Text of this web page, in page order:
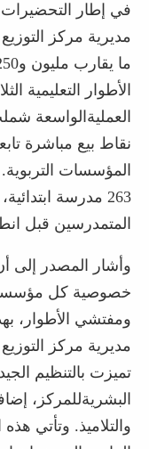
في إطار التحضيرات
مديرية مركز التوزيع
ما يقارب مليون و
الأطوار
التعليمية
العملية الواسعة
نقاط بيع مباشرة
المؤسسات التربوية.
263 مدرسة ابتدائية،
المتمدرسين قبل
وأشار المصدر إلى
خصوصية كل
ومفتشي الأطوار،
مديرية مركز التوزيع
تميزت بالتنظيم الجيد
البشريةللمركز،
والتلاميذ. وتأتي هذه